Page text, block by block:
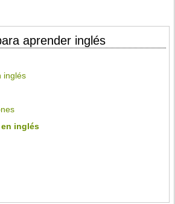
aprender inglés
inglés
inglés